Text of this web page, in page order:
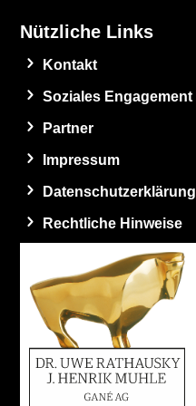
Nützliche Links
Kontakt
Soziales Engagement
Partner
Impressum
Datenschutzerklärung
Rechtliche Hinweise